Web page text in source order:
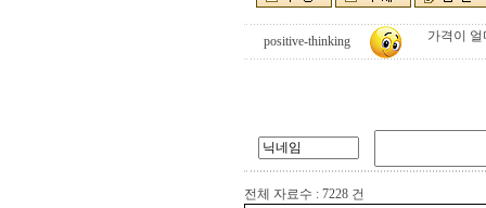
positive-thinking 가격이
전체 자료수 : 7228 건